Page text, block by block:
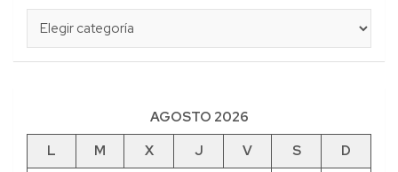
AGOSTO 2026
L
M X J V S
D